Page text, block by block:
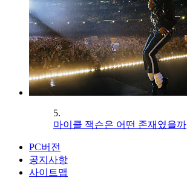
5.
마이클 잭슨은 어떤 존재였을까
PC버전
공지사항
사이트맵